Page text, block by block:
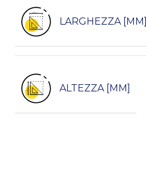
LARGHEZZA [MM]
ALTEZZA [MM]